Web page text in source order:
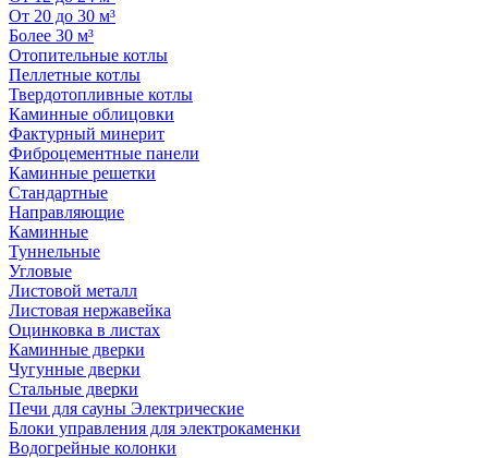
От 20 до 30 м³
Более 30 м³
Отопительные котлы
Пеллетные котлы
Твердотопливные котлы
Каминные облицовки
Фактурный минерит
Фиброцементные панели
Каминные решетки
Стандартные
Направляющие
Каминные
Туннельные
Угловые
Листовой металл
Листовая нержавейка
Оцинковка в листах
Каминные дверки
Чугунные дверки
Стальные дверки
Печи для сауны Электрические
Блоки управления для электрокаменки
Водогрейные колонки